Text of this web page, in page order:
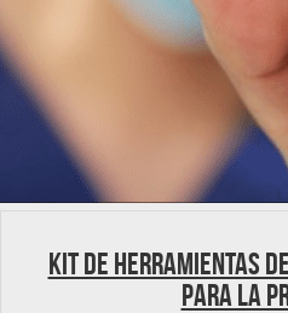
Kit de herramientas
para la